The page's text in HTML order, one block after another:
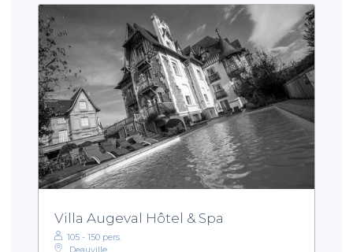
Villa Augeval Hôtel & Spa
105 - 150 pers.
Deauville